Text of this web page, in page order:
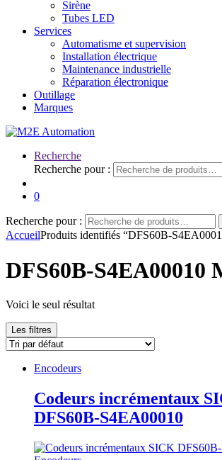
Sirène
Tubes LED
Services
Automatisme et supervision
Installation électrique
Maintenance industrielle
Réparation électronique
Outillage
Marques
Recherche
Recherche pour :
0
Recherche pour :
AccueilProduits identifiés “DFS60B-
DFS60B-S4EA00010
Voici le seul résultat
Les filtres
Encodeurs
Codeurs incrémentaux
DFS60B-S4EA00010